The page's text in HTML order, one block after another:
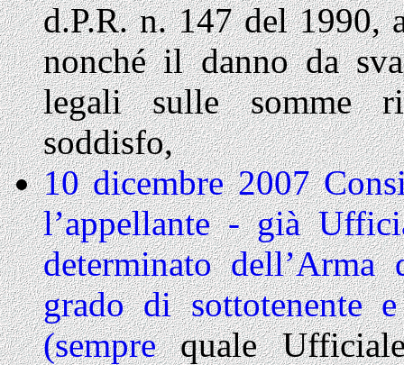
d.P.R. n. 147 del 1990,
nonché il danno da
legali sulle somme
soddisfo,
10 dicembre 2007
l’appellante - già
determinato
grado di sottotenente
(semprequale